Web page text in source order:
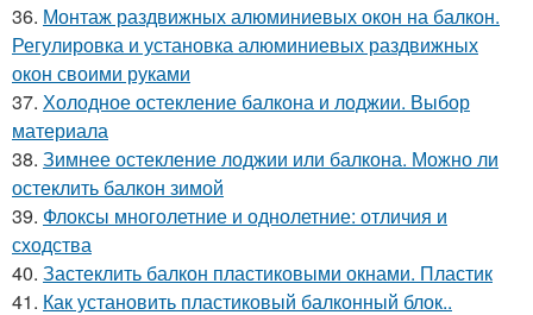
36. Монтаж раздвижных алюминиевых окон на балкон.
Регулировка и установка алюминиевых раздвижных
окон своими руками
37. Холодное остекление балкона и лоджии. Выбор
материала
38. Зимнее остекление лоджии или балкона. Можно ли
остеклить балкон зимой
39. Флоксы многолетние и однолетние: отличия и
сходства
40. Застеклить балкон пластиковыми окнами. Пластик
41. Как установить пластиковый балконный блок..